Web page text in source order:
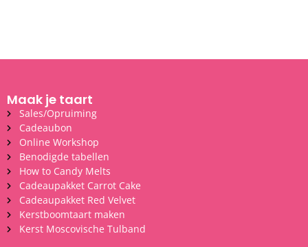
Maak je taart
Sales/Opruiming
Cadeaubon
Online Workshop
Benodigde tabellen
How to Candy Melts
Cadeaupakket Carrot Cake
Cadeaupakket Red Velvet
Kerstboomtaart maken
Kerst Moscovische Tulband